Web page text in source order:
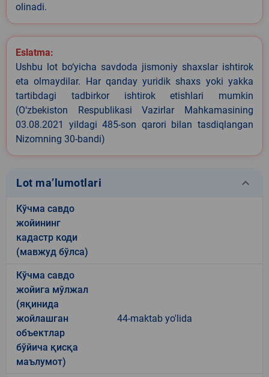
olinadi.
Eslatma:
Ushbu lot bo‘yicha savdoda jismoniy shaxslar ishtirok
eta olmaydilar. Har qanday yuridik shaxs yoki yakka
tartibdagi tadbirkor ishtirok etishlari mumkin
(O‘zbekiston Respublikasi Vazirlar Mahkamasining
03.08.2021 yildagi 485-son qarori bilan tasdiqlangan
Nizomning 30-bandi)
Lot ma’lumotlari keyboard_arrow_down
Кўчма савдо
жойининг
кадастр коди
(мавжуд бўлса)
Кўчма савдо
жойига мўлжал
(яқинида
жойлашган
объектлар
бўйича қисқа
маълумот)
44-maktab yo'lida